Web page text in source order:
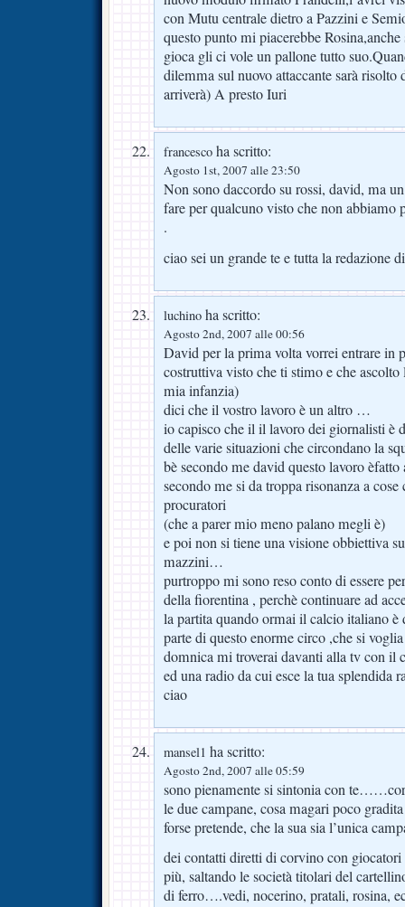
con Mutu centrale dietro a Pazzini e
questo punto mi piacerebbe
gioca gli ci vole un pallone tutto
dilemma sul nuovo attaccante sarà risolto
arriverà) A presto Iuri
francesco ha scritto:
Agosto 1st, 2007 alle 23:50
Non sono daccordo su rossi, david, ma
fare per qualcuno visto che non abbiamo
.
ciao sei un grande te e tutta la redazione
luchino ha scritto:
Agosto 2nd, 2007 alle 00:56
David per la prima volta vorrei entrare in
costruttiva visto che ti stimo e che
mia infanzia)
dici che il vostro lavoro è un altro …
io capisco che il il lavoro dei giornalisti è
delle varie situazioni che circondano la
bè secondo me david questo lavoro
secondo me si da troppa risonanza a
procuratori
(che a parer mio meno palano megli è)
e poi non si tiene una visione obbiettiva
mazzini…
purtroppo mi sono reso conto di essere
della fiorentina , perchè continuare ad
la partita quando ormai il calcio italiano
parte di questo enorme circo ,che si
domnica mi troverai davanti alla tv con il
ed una radio da cui esce la tua splendida
ciao
mansel1 ha scritto:
Agosto 2nd, 2007 alle 05:59
sono pienamente si sintonia con
le due campane, cosa magari poco
forse pretende, che la sua sia l’unica
dei contatti diretti di corvino con giocatori
più, saltando le società titolari del
di ferro….vedi, nocerino, pratali, rosina,